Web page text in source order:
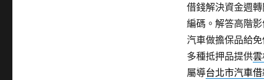
借錢解決資金週
編碼。解答高階
汽車做擔保品給
多種抵押品提供
屬導台北市汽車